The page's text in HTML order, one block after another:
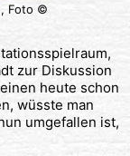
Foto ©
zur Diskussion
heute schon
wüsste man
umgefallen ist,